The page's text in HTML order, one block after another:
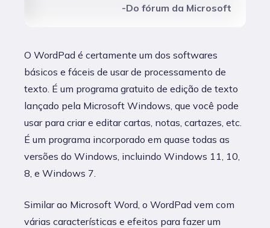
-Do fórum da Microsoft
O WordPad é certamente um dos softwares
básicos e fáceis de usar de processamento de
texto. É um programa gratuito de edição de texto
lançado pela Microsoft Windows, que você pode
usar para criar e editar cartas, notas, cartazes, etc.
É um programa incorporado em quase todas as
versões do Windows, incluindo Windows 11, 10,
8, e Windows 7.
Similar ao Microsoft Word, o WordPad vem com
várias características e efeitos para fazer um